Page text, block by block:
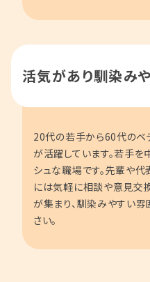
活気があり馴染み
20代の若手から60代のベ
が活躍しています。若手を
シュな職場です。先輩や代
には気軽に相談や意見交
が集まり、馴染みやすい雰
さい。